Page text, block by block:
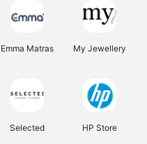
Emma Matras My Jewellery
Selected HP Store